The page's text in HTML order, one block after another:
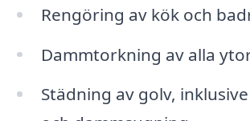
Rengöring av kök och
Dammtorkning av alla
Städning av golv,